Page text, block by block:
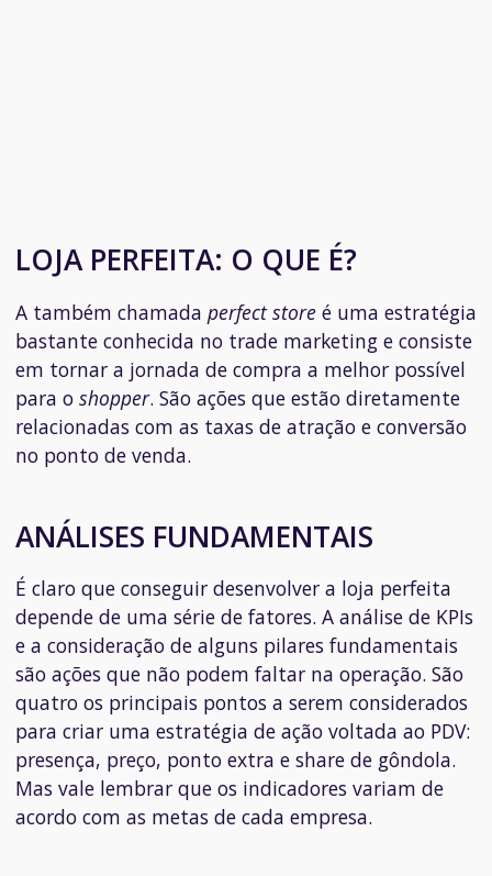
LOJA PERFEITA: O QUE É?
A também chamada perfect store é uma estratégia
bastante conhecida no trade marketing e consiste
em tornar a jornada de compra a melhor possível
para o shopper. São ações que estão diretamente
relacionadas com as taxas de atração e conversão
no ponto de venda.
ANÁLISES FUNDAMENTAIS
É claro que conseguir desenvolver a loja perfeita
depende de uma série de fatores. A análise de KPIs
e a consideração de alguns pilares fundamentais
são ações que não podem faltar na operação. São
quatro os principais pontos a serem considerados
para criar uma estratégia de ação voltada ao PDV:
presença, preço, ponto extra e share de gôndola.
Mas vale lembrar que os indicadores variam de
acordo com as metas de cada empresa.